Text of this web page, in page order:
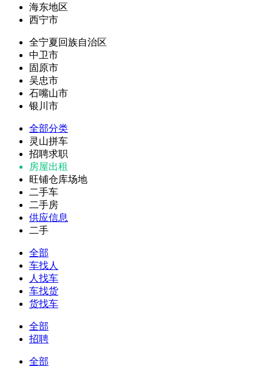
海东地区
西宁市
全宁夏回族自治区
中卫市
固原市
吴忠市
石嘴山市
银川市
全部分类
灵山拼车
招聘求职
房屋出租
旺铺仓库场地
二手车
二手房
供应信息
二手
全部
车找人
人找车
车找货
货找车
全部
招聘
全部